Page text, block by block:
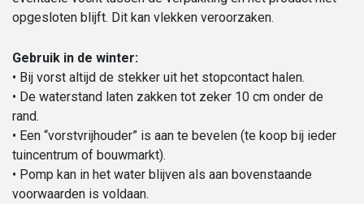
opgesloten blijft. Dit kan vlekken veroorzaken.
Gebruik in de winter:
• Bij vorst altijd de stekker uit het stopcontact halen.
• De waterstand laten zakken tot zeker 10 cm onder de
rand.
• Een “vorstvrijhouder” is aan te bevelen (te koop bij ieder
tuincentrum of bouwmarkt).
• Pomp kan in het water blijven als aan bovenstaande
voorwaarden is voldaan.